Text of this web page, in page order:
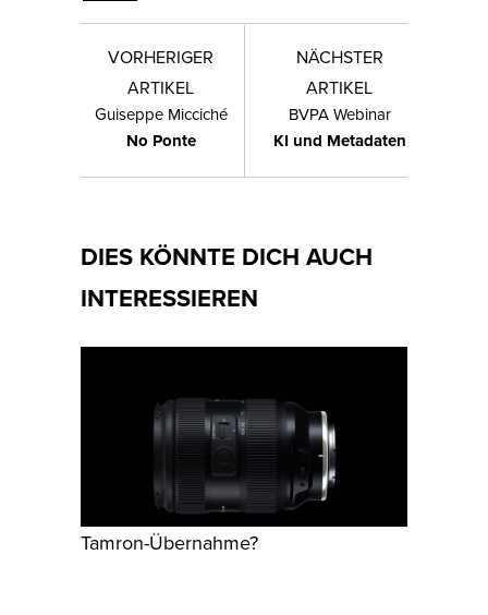
VORHERIGER
ARTIKEL
Guiseppe Micciché
No Ponte
NÄCHSTER
ARTIKEL
BVPA Webinar
KI und Metadaten
DIES KÖNNTE DICH AUCH
INTERESSIEREN
Tamron-Übernahme?